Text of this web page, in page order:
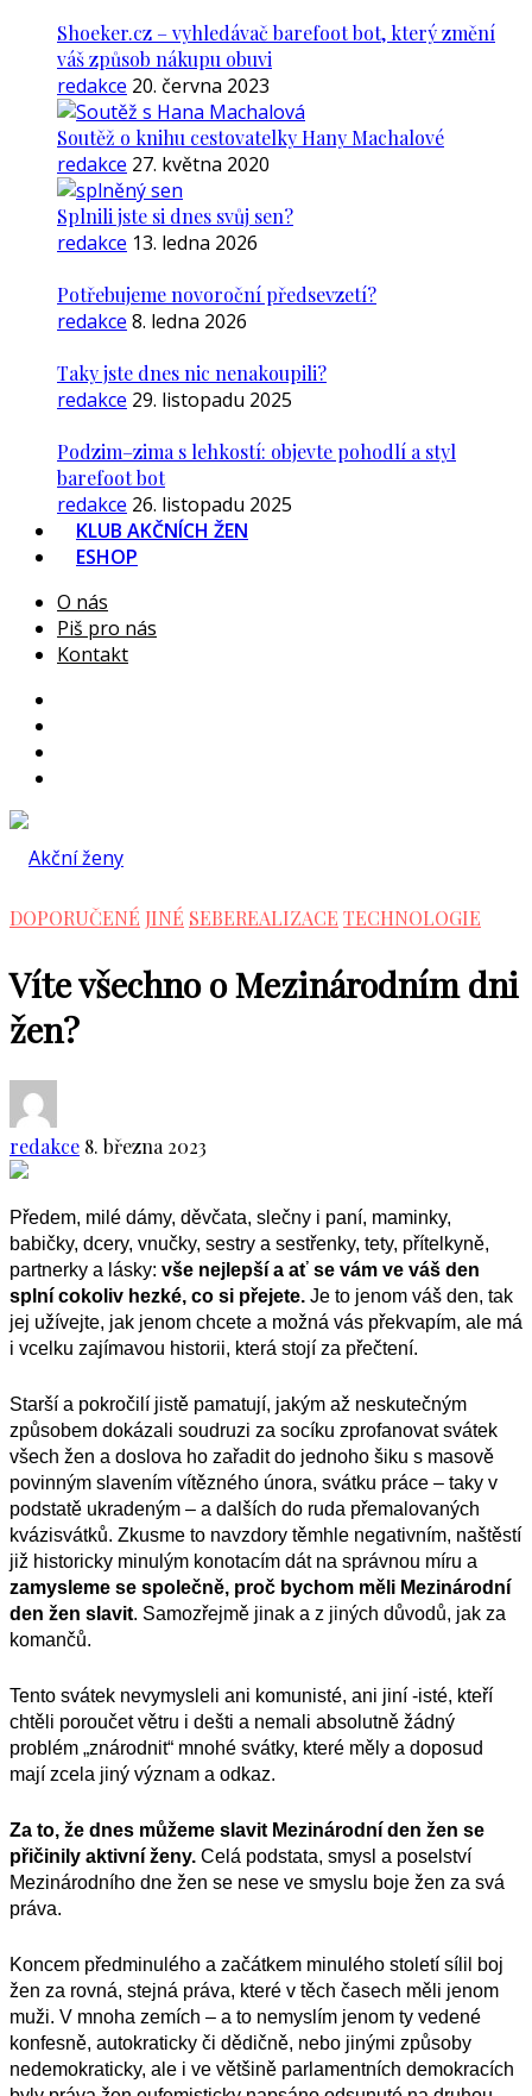
Shoeker.cz – vyhledávač barefoot bot, který změní
váš způsob nákupu obuvi
redakce 20. června 2023
Soutěž o knihu cestovatelky Hany Machalové
redakce 27. května 2020
Splnili jste si dnes svůj sen?
redakce 13. ledna 2026
Potřebujeme novoroční předsevzetí?
redakce 8. ledna 2026
Taky jste dnes nic nenakoupili?
redakce 29. listopadu 2025
Podzim–zima s lehkostí: objevte pohodlí a styl
barefoot bot
redakce 26. listopadu 2025
KLUB AKČNÍCH ŽEN
ESHOP
O nás
Piš pro nás
Kontakt
DOPORUČENÉ JINÉ SEBEREALIZACE TECHNOLOGIE
Víte všechno o Mezinárodním dni
žen?
redakce 8. března 2023
Předem, milé dámy, děvčata, slečny i paní, maminky,
babičky, dcery, vnučky, sestry a sestřenky, tety, přítelkyně,
partnerky a lásky: vše nejlepší a ať se vám ve váš den
splní cokoliv hezké, co si přejete. Je to jenom váš den, tak
jej užívejte, jak jenom chcete a možná vás překvapím, ale má
i vcelku zajímavou historii, která stojí za přečtení.
Starší a pokročilí jistě pamatují, jakým až neskutečným
způsobem dokázali soudruzi za socíku zprofanovat svátek
všech žen a doslova ho zařadit do jednoho šiku s masově
povinným slavením vítězného února, svátku práce – taky v
podstatě ukradeným – a dalších do ruda přemalovaných
kvázisvátků. Zkusme to navzdory těmhle negativním, naštěstí
již historicky minulým konotacím dát na správnou míru a
zamysleme se společně, proč bychom měli Mezinárodní
den žen slavit. Samozřejmě jinak a z jiných důvodů, jak za
komančů.
Tento svátek nevymysleli ani komunisté, ani jiní -isté, kteří
chtěli poroučet větru i dešti a nemali absolutně žádný
problém „znárodnit“ mnohé svátky, které měly a doposud
mají zcela jiný význam a odkaz.
Za to, že dnes můžeme slavit Mezinárodní den žen se
přičinily aktivní ženy. Celá podstata, smysl a poselství
Mezinárodního dne žen se nese ve smyslu boje žen za svá
práva.
Koncem předminulého a začátkem minulého století sílil boj
žen za rovná, stejná práva, které v těch časech měli jenom
muži. V mnoha zemích – a to nemyslím jenom ty vedené
konfesně, autokraticky či dědičně, nebo jinými způsoby
nedemokraticky, ale i ve většině parlamentních demokracích